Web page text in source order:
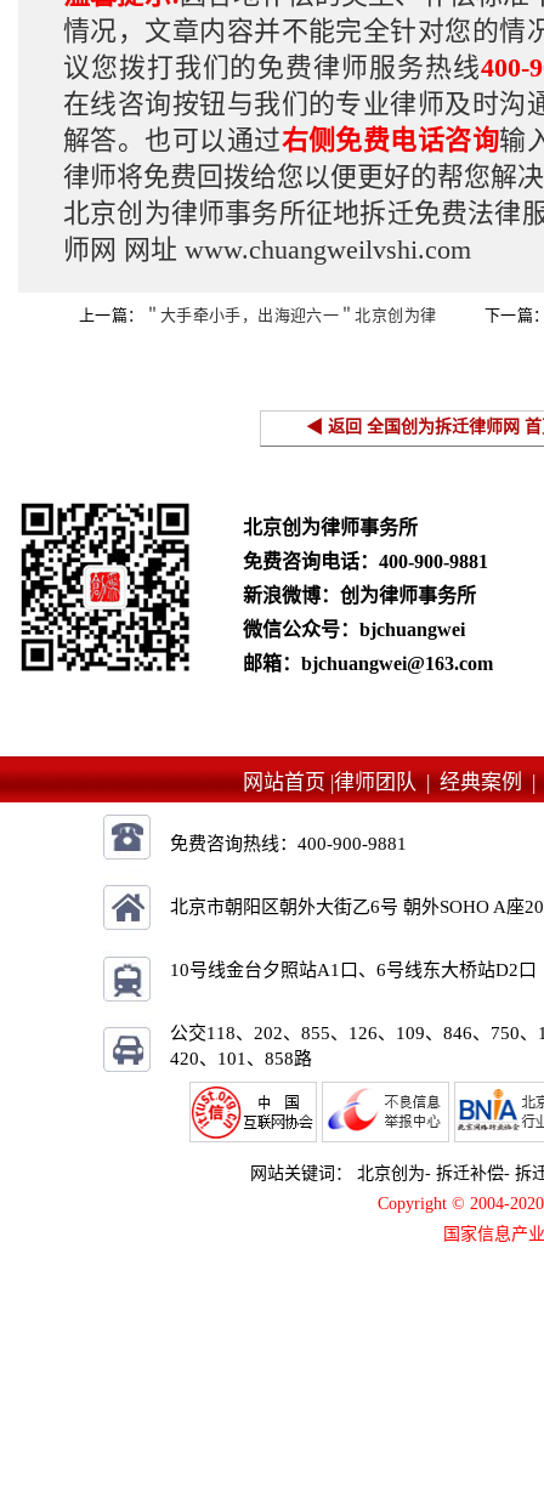
情况，文章内容并不能完全针对您的情
议您拨打我们的免费律师服务热线400-
在线咨询按钮与我们的专业律师及时沟
解答。也可以通过右侧免费电话咨询输
律师将免费回拨给您以便更好的帮您解
北京创为律师事务所征地拆迁免费法律
师网 网址 www.chuangweilvshi.com
上一篇： ＂大手牵小手，出海迎六一＂北京创为律 下一篇
◀ 返回 全国创为拆迁律师网
北京创为律师事务所
免费咨询电话： 400-900-9881
新浪微博：创为律师事务所
微信公众号：bjchuangwei
邮箱：bjchuangwei@163.com
网站首页 |律师团队 |经典案例
免费咨询热线：400-900-9881
北京市朝阳区朝外大街乙6号 朝外SOHO A座
10号线金台夕照站A1口、6号线东大桥站D2口
公交118、202、855、126、109、846、750、
420、101、858路
网站关键词： 北京创为- 拆迁补偿- 拆
Copyright © 2004-
国家信息产